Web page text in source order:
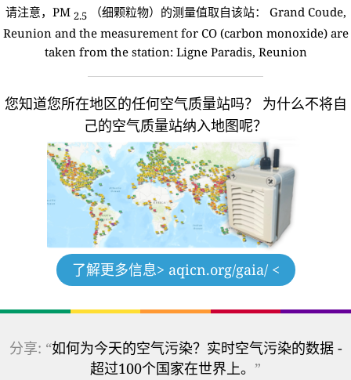
请注意，PM 2.5 （细颗粒物）的测量值取自该站：
Grand Coude,
Reunion and the measurement for CO (carbon monoxide) are
taken from the station: Ligne Paradis, Reunion
您知道您所在地区的任何空气质量站吗？
为什么不将自
己的空气质量站纳入地图呢？
了解更多信息> aqicn.org/gaia/ <
分享: “如何为今天的空气污染？实时空气污染的数据 -
超过100个国家在世界上。 ”